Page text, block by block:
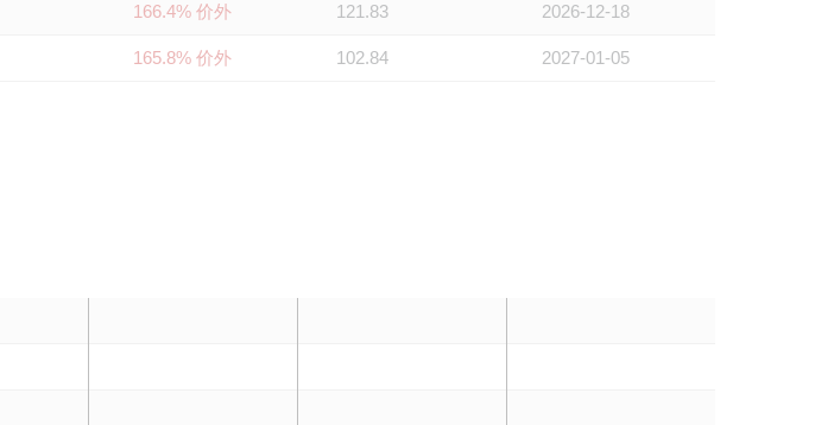
166.4% 价外 121.83 2026-12-18
165.8% 价外 102.84 2027-01-05